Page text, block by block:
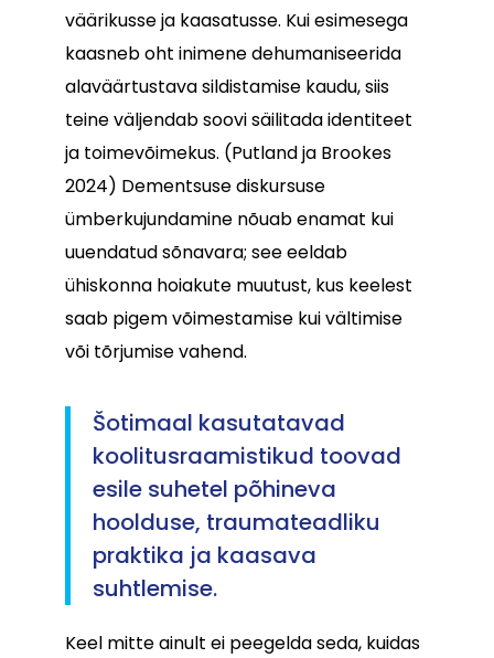
väärikusse ja kaasatusse. Kui esimesega
kaasneb oht inimene dehumaniseerida
alaväärtustava sildistamise kaudu, siis
teine väljendab soovi säilitada identiteet
ja toimevõimekus. (Putland ja Brookes
2024) Dementsuse diskursuse
ümberkujundamine nõuab enamat kui
uuendatud sõnavara; see eeldab
ühiskonna hoiakute muutust, kus keelest
saab pigem võimestamise kui vältimise
või tõrjumise vahend.
Šotimaal kasutatavad
koolitusraamistikud toovad
esile suhetel põhineva
hoolduse, traumateadliku
praktika ja kaasava
suhtlemise.
Keel mitte ainult ei peegelda seda, kuidas